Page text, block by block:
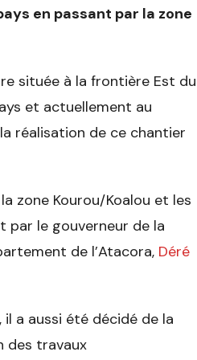
en passant par la zone
située à la frontière Est du
et actuellement au
réalisation de ce chantier
zone Kourou/Koalou et les
par le gouverneur de la
de l’Atacora, Déré
a aussi été décidé de la
des travaux